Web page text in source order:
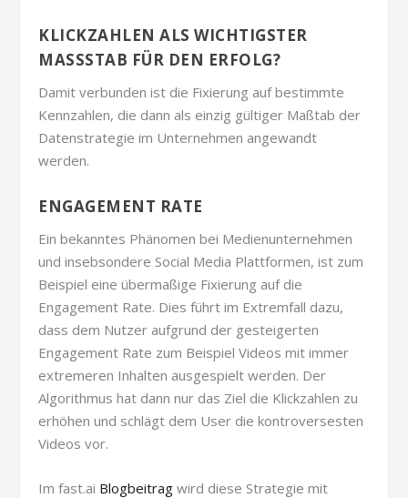
KLICKZAHLEN ALS WICHTIGSTER
MASSSTAB FÜR DEN ERFOLG?
Damit verbunden ist die Fixierung auf bestimmte
Kennzahlen, die dann als einzig gültiger Maßtab der
Datenstrategie im Unternehmen angewandt
werden.
ENGAGEMENT RATE
Ein bekanntes Phänomen bei Medienunternehmen
und insebsondere Social Media Plattformen, ist zum
Beispiel eine übermaßige Fixierung auf die
Engagement Rate. Dies führt im Extremfall dazu,
dass dem Nutzer aufgrund der gesteigerten
Engagement Rate zum Beispiel Videos mit immer
extremeren Inhalten ausgespielt werden. Der
Algorithmus hat dann nur das Ziel die Klickzahlen zu
erhöhen und schlägt dem User die kontroversesten
Videos vor.
Im fast.ai Blogbeitrag wird diese Strategie mit